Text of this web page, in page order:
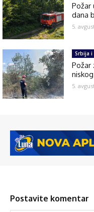
Požar
dana
5.
Srbija
Požar
5.
Postavite komentar